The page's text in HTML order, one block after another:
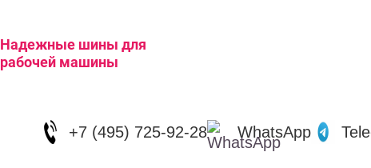
Надежные шины для
рабочей машины
+7 (495) 725-92-28 WhatsApp